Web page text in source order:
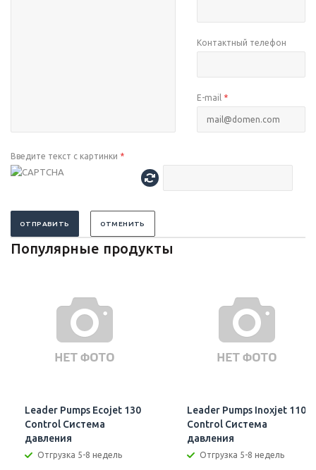
Контактный телефон
E-mail *
Введите текст с картинки *
ОТПРАВИТЬ ОТМЕНИТЬ
Популярные продукты
Leader Pumps Ecojet 130
Control Система
давления
Отгрузка 5-8 недель
Leader Pumps Inoxjet 110
Control Система
давления
Отгрузка 5-8 недель